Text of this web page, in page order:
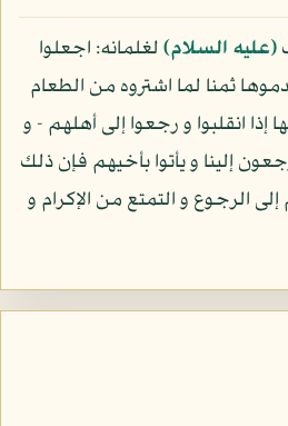
(عليه السلام)لغلمانه: اجعلوا
ثمنا لما اشتروه من الطعام
إذا انقلبوا و رجعوا إلى أهلهم - و
إلينا و يأتوا بأخيهم فإن ذلك
الرجوع و التمتع من الإكرام و